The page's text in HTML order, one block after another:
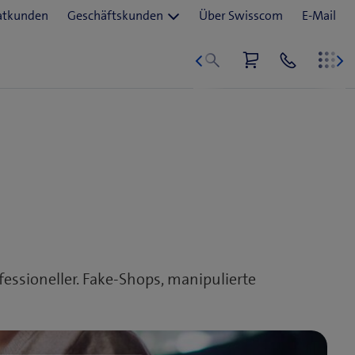
Fake-Shops, manipulierte